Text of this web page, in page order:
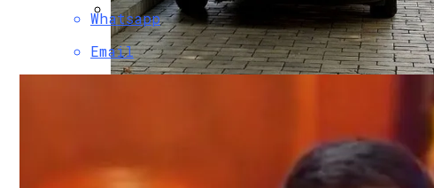
Коронавирус В США Оказался Смертоноснее
Whatsapp
Email